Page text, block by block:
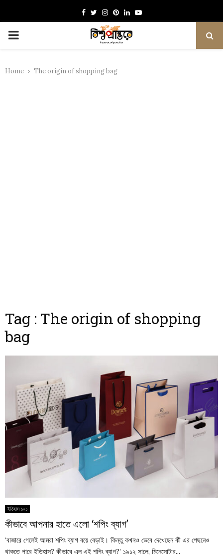
Facebook
TwitterInstagram
Pinterest
LinkedinYoutube
PRIMARY
Home The origin of shopping bag
Tag : The origin of shopping
bag
ইতিহাস ১০১
কীভাবে আপনার হাতে এলো ‘শপিং ব্যাগ’
‘বাজারে গেলেই আমরা শপিং ব্যাগ বয়ে বেড়াই। কিন্তু কখনও ভেবে দেখেছেন কী এর পেছনেও
থাকতে পারে ইতিহাস? কীভাবে এল এই শপিং ব্যাগ?’ ১৯১২ সালে, মিনেসোটার...